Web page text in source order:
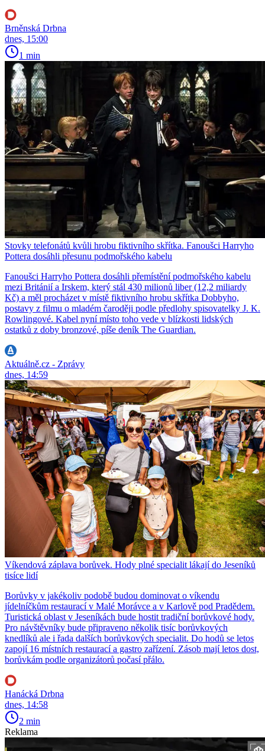
Brněnská Drbna
dnes, 15:00
1 min
Stovky telefonátů kvůli hrobu fiktivního skřítka. Fanoušci Harryho
Pottera dosáhli přesunu podmořského kabelu
Fanoušci Harryho Pottera dosáhli přemístění podmořského kabelu
mezi Británií a Irskem, který stál 430 milionů liber (12,2 miliardy
Kč) a měl procházet v místě fiktivního hrobu skřítka Dobbyho,
postavy z filmu o mladém čaroději podle předlohy spisovatelky J. K.
Rowlingové. Kabel nyní místo toho vede v blízkosti lidských
ostatků z doby bronzové, píše deník The Guardian.
Aktuálně.cz - Zprávy
dnes, 14:59
Víkendová záplava borůvek. Hody plné specialit lákají do Jeseníků
tisíce lidí
Borůvky v jakékoliv podobě budou dominovat o víkendu
jídelníčkům restaurací v Malé Morávce a v Karlově pod Pradědem.
Turistická oblast v Jeseníkách bude hostit tradiční borůvkové hody.
Pro návštěvníky bude připraveno několik tisíc borůvkových
knedlíků ale i řada dalších borůvkových specialit. Do hodů se letos
zapojí 16 místních restaurací a gastro zařízení. Zásob mají letos dost,
borůvkám podle organizátorů počasí přálo.
Hanácká Drbna
dnes, 14:58
2 min
Reklama